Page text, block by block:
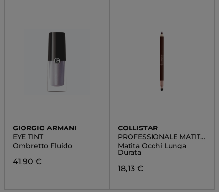
GIORGIO ARMANI
EYE TINT
Ombretto Fluido
41,90 €
COLLISTAR
PROFESSIONALE MATITA
OCCHI
Matita Occhi Lunga
Durata
18,13 €